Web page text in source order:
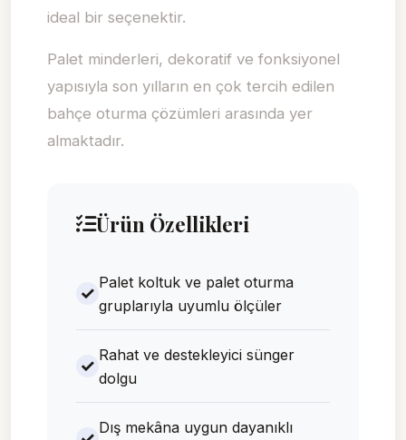
ideal bir seçenektir.
Palet minderleri, dekoratif ve fonksiyonel
yapısıyla son yılların en çok tercih edilen
bahçe oturma çözümleri arasında yer
almaktadır.
Ürün Özellikleri
Palet koltuk ve palet oturma
gruplarıyla uyumlu ölçüler
Rahat ve destekleyici sünger
dolgu
Dış mekâna uygun dayanıklı